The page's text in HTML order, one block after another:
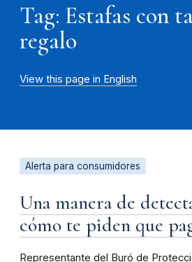
Tag: Estafas con
regalo
View this page in English
Alerta para consumidores
Una manera de
cómo te piden que
Representante del Buró de